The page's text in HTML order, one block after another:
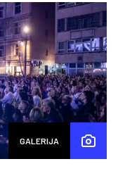
GALERIJA